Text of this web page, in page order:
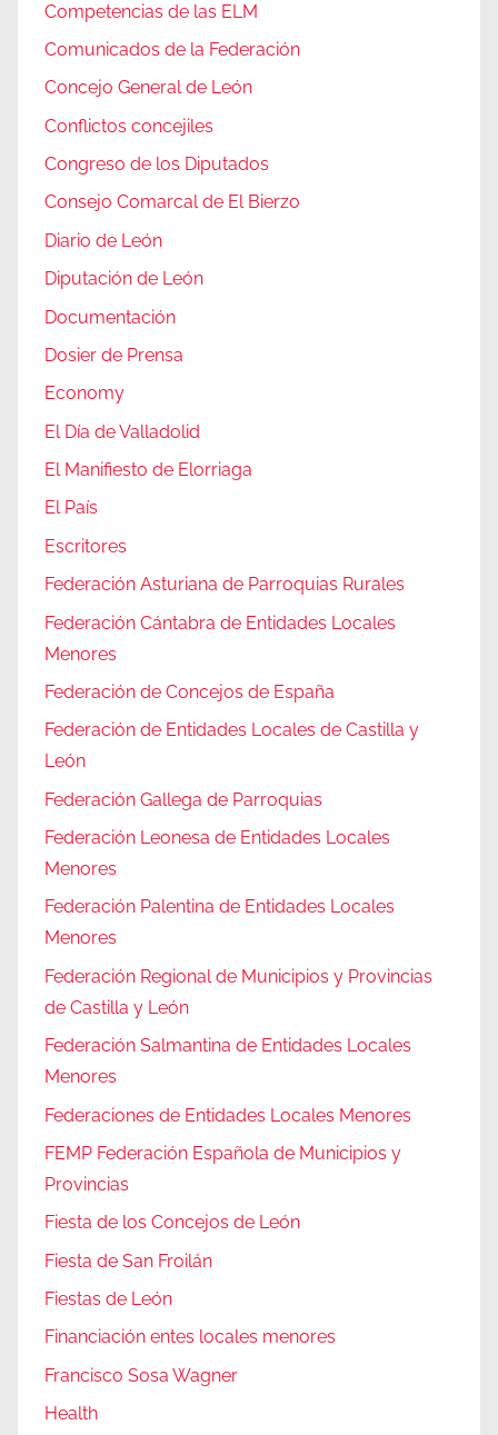
Competencias de las ELM
Comunicados de la Federación
Concejo General de León
Conflictos concejiles
Congreso de los Diputados
Consejo Comarcal de El Bierzo
Diario de León
Diputación de León
Documentación
Dosier de Prensa
Economy
El Día de Valladolid
El Manifiesto de Elorriaga
El País
Escritores
Federación Asturiana de Parroquias Rurales
Federación Cántabra de Entidades Locales
Menores
Federación de Concejos de España
Federación de Entidades Locales de Castilla y
León
Federación Gallega de Parroquias
Federación Leonesa de Entidades Locales
Menores
Federación Palentina de Entidades Locales
Menores
Federación Regional de Municipios y Provincias
de Castilla y León
Federación Salmantina de Entidades Locales
Menores
Federaciones de Entidades Locales Menores
FEMP Federación Española de Municipios y
Provincias
Fiesta de los Concejos de León
Fiesta de San Froilán
Fiestas de León
Financiación entes locales menores
Francisco Sosa Wagner
Health